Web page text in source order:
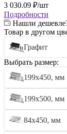
3 030.09 ₽/шт
Подробности
Нашли
Товар в другом
Графит
Выбрать размер:
199х450, мм
199х500, мм
84х450, мм